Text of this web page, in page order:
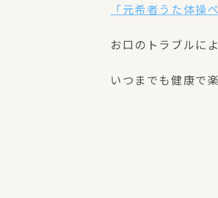
「元希者うた体操
お口のトラブルに
いつまでも健康で